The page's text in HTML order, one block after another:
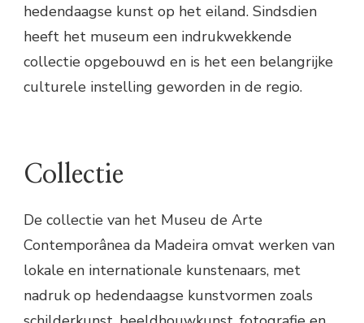
hedendaagse kunst op het eiland. Sindsdien
heeft het museum een indrukwekkende
collectie opgebouwd en is het een belangrijke
culturele instelling geworden in de regio.
Collectie
De collectie van het Museu de Arte
Contemporânea da Madeira omvat werken van
lokale en internationale kunstenaars, met
nadruk op hedendaagse kunstvormen zoals